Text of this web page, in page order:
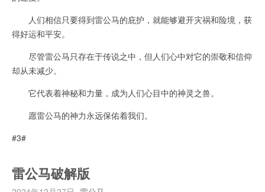
人们相信只要得到雷公马的庇护，就能够避开灾祸和险境，获
得好运和平安。
尽管雷公马只存在于传说之中，但人们心中对它的崇敬和信仰
却从未减少。
它代表着神秘和力量，成为人们心目中的神灵之兽。
愿雷公马的神力永远保佑着我们。
#3#
雷公马破解版